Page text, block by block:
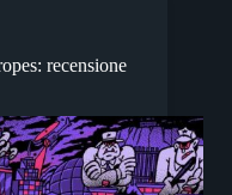
recensione